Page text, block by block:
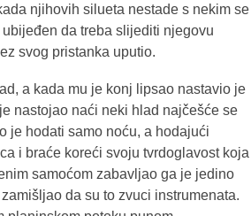
njihovih silueta nestade s nekim se
da treba slijediti njegovu
svog pristanka uputio.
a kada mu je konj lipsao nastavio je
nastojao naći neki hlad najčešće se
je hodati samo noću, a hodajući
i braće koreći svoju tvrdoglavost koja
samoćom zabavljao ga je jedino
da su to zvuci instrumenata.